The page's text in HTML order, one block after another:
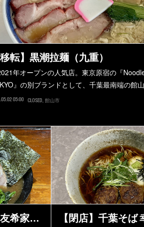
移転】黒潮拉麺（九重）
年オープンの人気店。東京原宿の『
』の別ブランドとして、千葉最南端の館
05:00 CLOSED 館山市
友希家… 【閉店】千葉そ